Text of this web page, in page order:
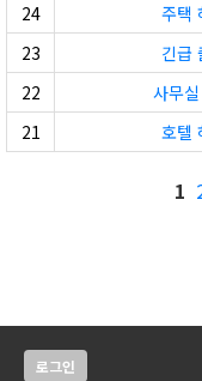
24
주택
23
긴급
22
사무
21
호텔
1
로그인